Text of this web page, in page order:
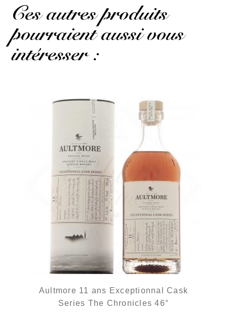
Ces autres produits
pourraient aussi vous
intéresser :
Aultmore 11 ans Exceptionnal Cask
Series The Chronicles 46°